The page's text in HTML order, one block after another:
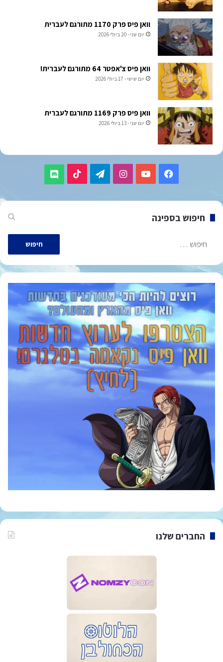
וואן פיס פרק 1170 מתורגם לעברית
יום שני - 20 ביולי 2026
וואן פיס צ'אפטר 64 מתורגם לעברית!
יום שישי - 17 ביולי 2026
וואן פיס פרק 1169 מתורגם לעברית
יום שני - 13 ביולי 2026
Facebook
YouTube
Instagram
Telegram
TikTok
Discord
חיפוש בספינה
חיפוש:
החברים שלנו